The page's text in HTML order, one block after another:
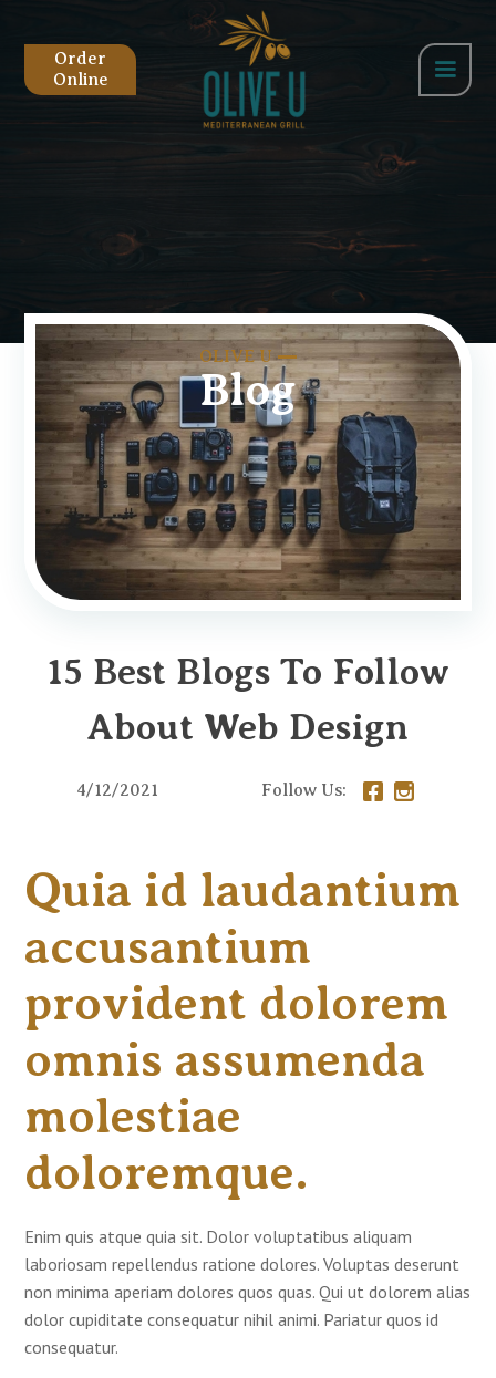
Order
Online
OLIVE U
Blog
15 Best Blogs To Follow
About Web Design
4/12/2021 Follow Us:
Quia id laudantium
accusantium
provident dolorem
omnis assumenda
molestiae
doloremque.
Enim quis atque quia sit. Dolor voluptatibus aliquam
laboriosam repellendus ratione dolores. Voluptas deserunt
non minima aperiam dolores quos quas. Qui ut dolorem alias
dolor cupiditate consequatur nihil animi. Pariatur quos id
consequatur.